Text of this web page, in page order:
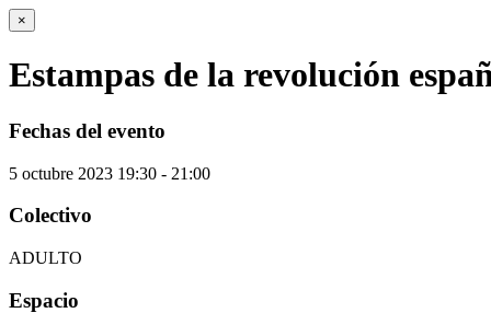
×
Estampas de la revolución
Fechas del evento
5 octubre 2023 19:30 - 21:00
Colectivo
ADULTO
Espacio